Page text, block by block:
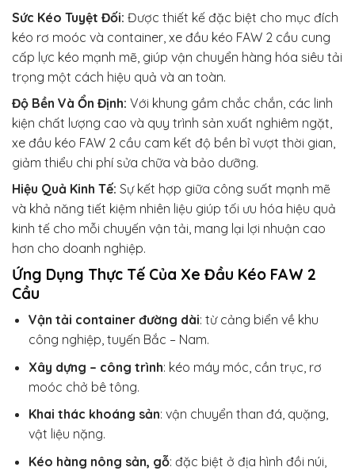
Sức Kéo Tuyệt Đối: Được thiết kế đặc biệt cho mục đích
kéo rơ moóc và container, xe đầu kéo FAW 2 cầu cung
cấp lực kéo mạnh mẽ, giúp vận chuyển hàng hóa siêu tải
trọng một cách hiệu quả và an toàn.
Độ Bền Và Ổn Định: Với khung gầm chắc chắn, các linh
kiện chất lượng cao và quy trình sản xuất nghiêm ngặt,
xe đầu kéo FAW 2 cầu cam kết độ bền bỉ vượt thời gian,
giảm thiểu chi phí sửa chữa và bảo dưỡng.
Hiệu Quả Kinh Tế: Sự kết hợp giữa công suất mạnh mẽ
và khả năng tiết kiệm nhiên liệu giúp tối ưu hóa hiệu quả
kinh tế cho mỗi chuyến vận tải, mang lại lợi nhuận cao
hơn cho doanh nghiệp.
Ứng Dụng Thực Tế Của Xe Đầu Kéo FAW 2
Cầu
Vận tải container đường dài: từ cảng biển về khu
công nghiệp, tuyến Bắc – Nam.
Xây dựng – công trình: kéo máy móc, cần trục, rơ
moóc chở bê tông.
Khai thác khoáng sản: vận chuyển than đá, quặng,
vật liệu nặng.
Kéo hàng nông sản, gỗ: đặc biệt ở địa hình đồi núi,